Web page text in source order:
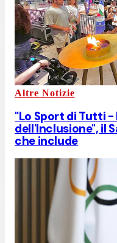
Altre Notizie
"Lo Sport di Tutti -
dell'Inclusione", il
che include